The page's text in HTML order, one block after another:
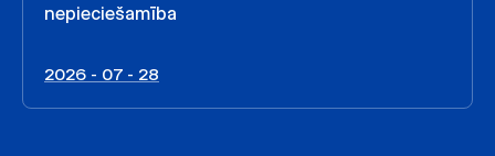
nepieciešamība
2026 - 07 - 28